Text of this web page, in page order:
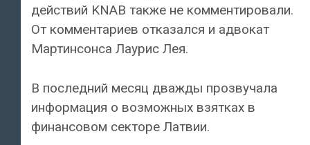
действий KNAB также не комментировали.
От комментариев отказался и адвокат
Мартинсонса Лаурис Лея.
В последний месяц дважды прозвучала
информация о возможных взятках в
финансовом секторе Латвии.